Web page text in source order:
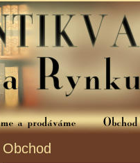
Obchod